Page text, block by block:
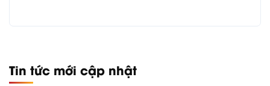
Tin tức mới cập nhật